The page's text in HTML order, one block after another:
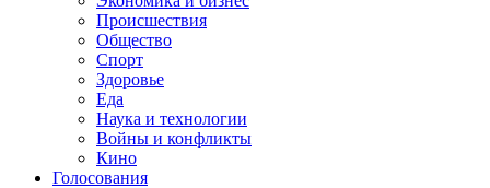
Происшествия
Общество
Спорт
Здоровье
Еда
Наука и технологии
Войны и конфликты
Кино
Голосования